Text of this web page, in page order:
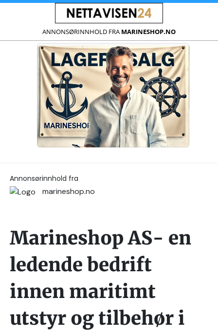
ANNONSØRINNHOLD FRA MARINESHOP.NO
Annonsørinnhold fra
marineshop.no
Marineshop AS- en
ledende bedrift
innen maritimt
utstyr og tilbehør i